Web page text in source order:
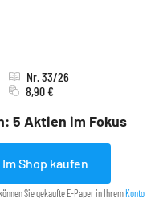
5 Aktien im Fokus
Nr. 33/26
8,90 €
Im Shop kaufen
Sie gekaufte E-Paper in Ihrem Konto